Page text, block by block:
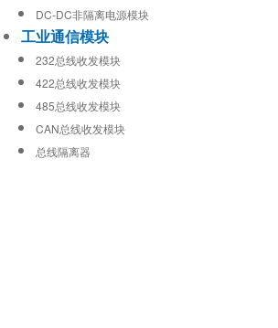
DC-DC非隔离电源模块
工业通信模块
232总线收发模块
422总线收发模块
485总线收发模块
CAN总线收发模块
总线隔离器